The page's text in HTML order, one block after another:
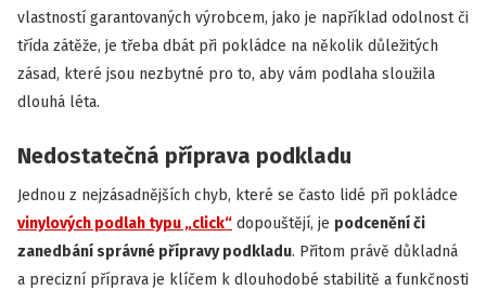
vlastností garantovaných výrobcem, jako je například odolnost či
třída zátěže, je třeba dbát při pokládce na několik důležitých
zásad, které jsou nezbytné pro to, aby vám podlaha sloužila
dlouhá léta.
Nedostatečná příprava podkladu
Jednou z nejzásadnějších chyb, které se často lidé při pokládce
vinylových podlah typu „click“ dopouštějí, je podcenění či
zanedbání správné přípravy podkladu. Přitom právě důkladná
a precizní příprava je klíčem k dlouhodobé stabilitě a funkčnosti